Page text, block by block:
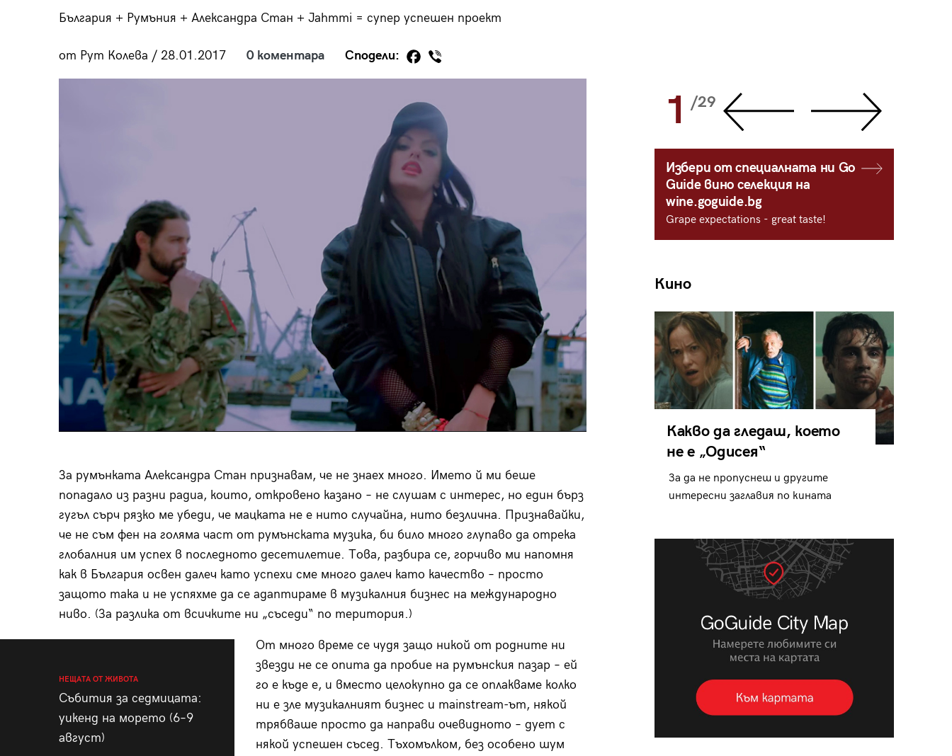
България + Румъния + Александра Стан + Jahmmi = супер успешен проект
от Рут Колева / 28.01.2017 0 коментара Сподели:
За румънката Александра Стан признавам, че не знаех много. Името й ми беше
попадало из разни радиа, които, откровено казано – не слушам с интерес, но един бърз
гугъл сърч рязко ме убеди, че мацката не е нито случайна, нито безлична. Признавайки,
че не съм фен на голяма част от румънската музика, би било много глупаво да отрека
глобалния им успех в последното десетилетие. Това, разбира се, горчиво ми напомня
как в България освен далеч като успехи сме много далеч като качество – просто
защото така и не успяхме да се адаптираме в музикалния бизнес на международно
ниво. (За разлика от всичките ни „съседи“ по територия.)
НЕЩАТА ОТ ЖИВОТА
Събития за седмицата:
уикенд на морето (6–9
август)
От много време се чудя защо никой от родните ни
звезди не се опита да пробие на румънския пазар – ей
го е къде е, и вместо целокупно да се оплакваме колко
ни е зле музикалният бизнес и mainstream-ът, някой
трябваше просто да направи очевидното – дует с
някой успешен съсед. Тъхомълком, без особено шум
29 1 /29
Избери от специалната ни Go
Guide вино селекция на
wine.goguide.bg
Grape expectations - great taste!
Кино
Какво да гледаш, което
не е „Одисея“
За да не пропуснеш и другите
интересни заглавия по кината